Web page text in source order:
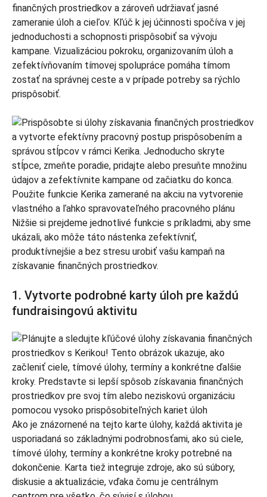
finančných prostriedkov a zároveň udržiavať jasné
zameranie úloh a cieľov. Kľúč k jej účinnosti spočíva v jej
jednoduchosti a schopnosti prispôsobiť sa vývoju
kampane. Vizualizáciou pokroku, organizovaním úloh a
zefektívňovaním tímovej spolupráce pomáha tímom
zostať na správnej ceste a v prípade potreby sa rýchlo
prispôsobiť.
Nižšie si prejdeme jednotlivé funkcie s príkladmi, aby sme
ukázali, ako môže táto nástenka zefektívniť,
produktívnejšie a bez stresu urobiť vašu kampaň na
získavanie finančných prostriedkov.
1. Vytvorte podrobné karty úloh pre každú
fundraisingovú aktivitu
Ako je znázornené na tejto karte úlohy, každá aktivita je
usporiadaná so základnými podrobnosťami, ako sú ciele,
tímové úlohy, termíny a konkrétne kroky potrebné na
dokončenie. Karta tiež integruje zdroje, ako sú súbory,
diskusie a aktualizácie, vďaka čomu je centrálnym